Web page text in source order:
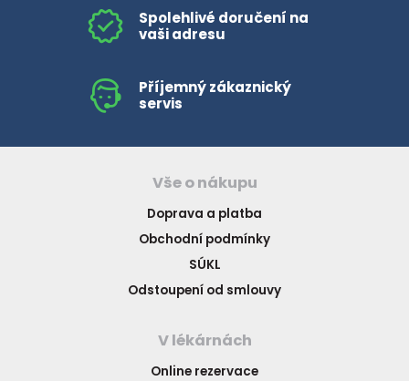
Spolehlivé doručení na
vaši adresu
Příjemný zákaznický
servis
Vše o nákupu
Doprava a platba
Obchodní podmínky
SÚKL
Odstoupení od smlouvy
V lékárnách
Online rezervace